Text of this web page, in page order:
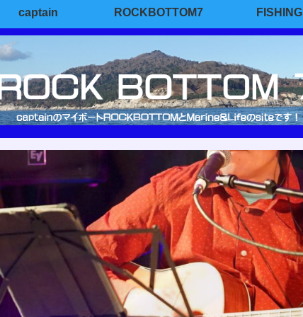
captain ROCKBOTTOM7 FISHING